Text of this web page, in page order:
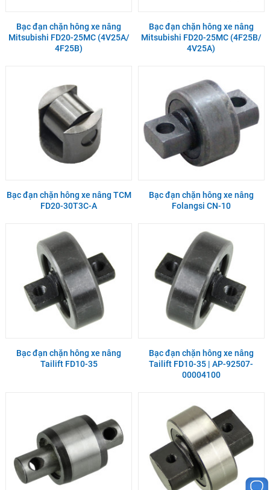
Bạc đạn chặn hông xe nâng
Mitsubishi FD20-25MC (4V25A/
4F25B)
Bạc đạn chặn hông xe nâng
Mitsubishi FD20-25MC (4F25B/
4V25A)
Bạc đạn chặn hông xe nâng TCM
FD20-30T3C-A
Bạc đạn chặn hông xe nâng
Folangsi CN-10
Bạc đạn chặn hông xe nâng
Tailift FD10-35
Bạc đạn chặn hông xe nâng
Tailift FD10-35 | AP-92507-
00004100